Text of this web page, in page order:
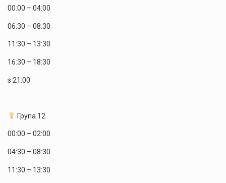
00:00 – 04:00
06:30 – 08:30
11:30 – 13:30
16:30 – 18:30
з 21:00
Група 12
00:00 – 02:00
04:30 – 08:30
11:30 – 13:30